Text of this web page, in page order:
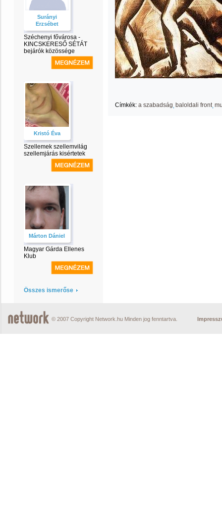
Surányi
Erzsébet
Széchenyi fővárosa -
KINCSKERESŐ SÉTÁT
bejárók közössége
Kristó Éva
Szellemek szellemvilág
szellemjárás kisértetek
Márton Dániel
Magyar Gárda Ellenes
Klub
Összes ismerőse
Címkék: a szabadság baloldali front
© 2007 Copyright Network.hu Minden jog fenntartva.